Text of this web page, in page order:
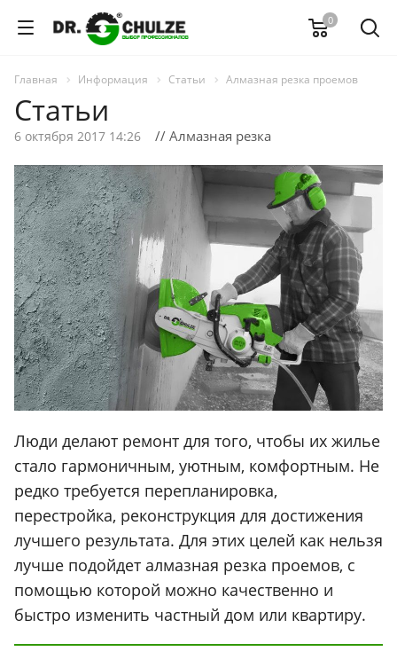
0
Главная Информация Статьи Алмазная резка проемов
Статьи
6 октября 2017 14:26 // Алмазная резка
Люди делают ремонт для того, чтобы их жилье
стало гармоничным, уютным, комфортным. Не
редко требуется перепланировка,
перестройка, реконструкция для достижения
лучшего результата. Для этих целей как нельзя
лучше подойдет алмазная резка проемов, с
помощью которой можно качественно и
быстро изменить частный дом или квартиру.